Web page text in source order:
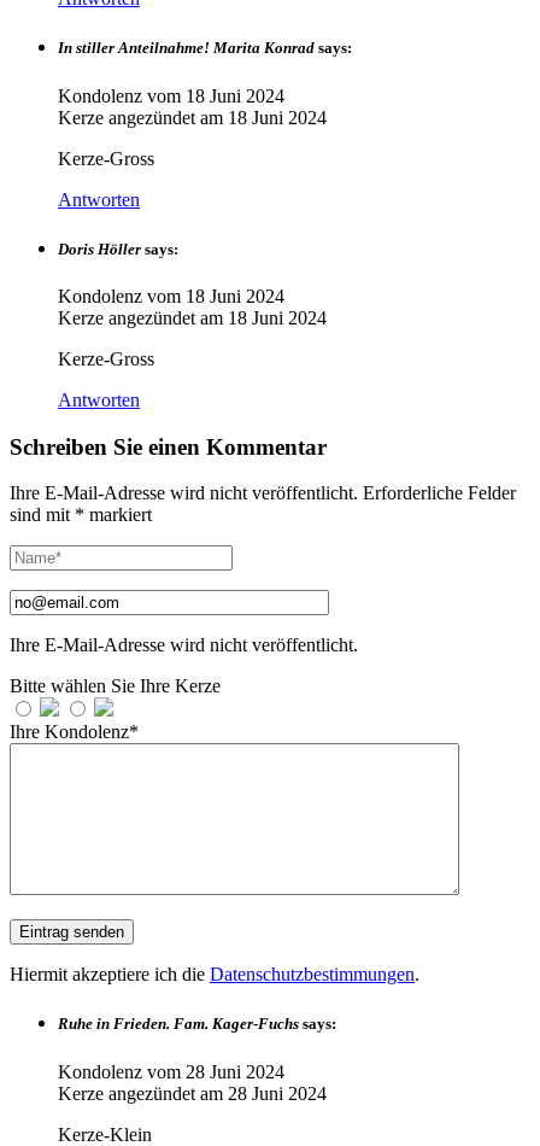
In stiller Anteilnahme! Marita Konrad says:
Kondolenz vom 18 Juni 2024
Kerze angezündet am 18 Juni 2024
Kerze-Gross
Antworten
Doris Höller says:
Kondolenz vom 18 Juni 2024
Kerze angezündet am 18 Juni 2024
Kerze-Gross
Antworten
Schreiben Sie einen Kommentar
Ihre E-Mail-Adresse wird nicht veröffentlicht. Erforderliche Felder
sind mit * markiert
Ihre E-Mail-Adresse wird nicht veröffentlicht.
Bitte wählen Sie Ihre Kerze
Ihre Kondolenz*
Hiermit akzeptiere ich die Datenschutzbestimmungen.
Ruhe in Frieden. Fam. Kager-Fuchs says:
Kondolenz vom 28 Juni 2024
Kerze angezündet am 28 Juni 2024
Kerze-Klein